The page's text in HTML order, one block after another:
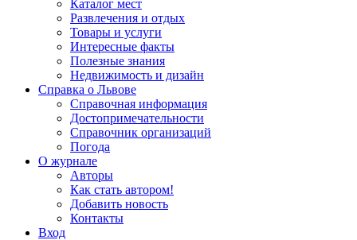
Каталог мест
Развлечения и отдых
Товары и услуги
Интересные факты
Полезные знания
Недвижимость и дизайн
Справка о Львове
Справочная информация
Достопримечательности
Справочник организаций
Погода
О журнале
Авторы
Как стать автором!
Добавить новость
Контакты
Вход